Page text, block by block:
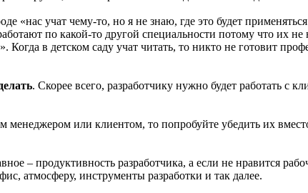
«нас учат чему-то, но я не знаю, где это будет
по какой-то другой специальности потому что их
в детском саду учат читать, то никто не готовит
. Скорее всего, разработчику нужно будет работать с
менеджером или клиентом, то попробуйте убедить их
– продуктивность разработчика, а если не нравится
атмосферу, инструменты разработки и так далее.